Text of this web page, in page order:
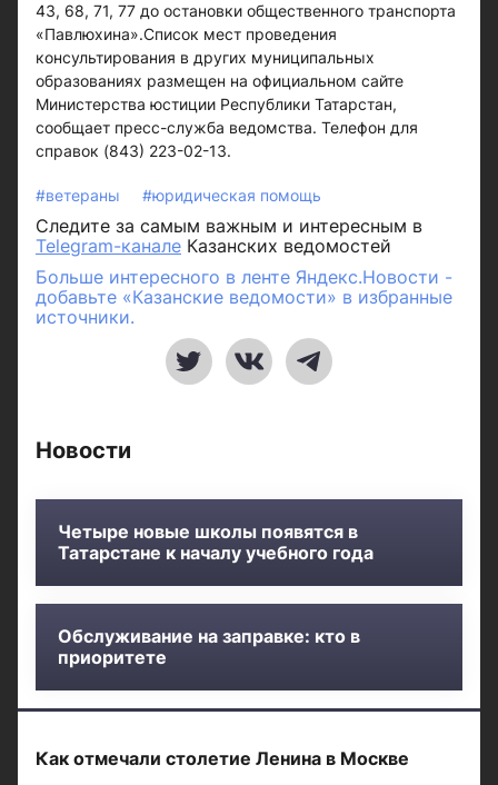
43, 68, 71, 77 до остановки общественного транспорта
«Павлюхина».Список мест проведения
консультирования в других муниципальных
образованиях размещен на официальном сайте
Министерства юстиции Республики Татарстан,
сообщает пресс-служба ведомства. Телефон для
справок (843) 223-02-13.
#ветераны #юридическая помощь
Следите за самым важным и интересным в
Telegram-канале Казанских ведомостей
Больше интересного в ленте Яндекс.Новости -
добавьте «Казанские ведомости» в избранные
источники.
Новости
Четыре новые школы появятся в
Татарстане к началу учебного года
Обслуживание на заправке: кто в
приоритете
Как отмечали столетие Ленина в Москве